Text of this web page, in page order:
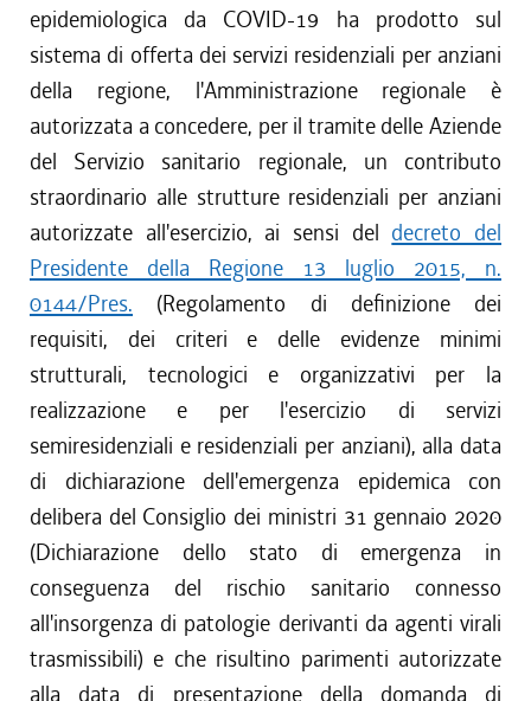
epidemiologica da COVID-19 ha prodotto sul
sistema di offerta dei servizi residenziali per anziani
della regione, l'Amministrazione regionale è
autorizzata a concedere, per il tramite delle Aziende
del Servizio sanitario regionale, un contributo
straordinario alle strutture residenziali per anziani
autorizzate all'esercizio, ai sensi del decreto del
Presidente della Regione 13 luglio 2015, n.
0144/Pres. (Regolamento di definizione dei
requisiti, dei criteri e delle evidenze minimi
strutturali, tecnologici e organizzativi per la
realizzazione e per l'esercizio di servizi
semiresidenziali e residenziali per anziani), alla data
di dichiarazione dell'emergenza epidemica con
delibera del Consiglio dei ministri 31 gennaio 2020
(Dichiarazione dello stato di emergenza in
conseguenza del rischio sanitario connesso
all'insorgenza di patologie derivanti da agenti virali
trasmissibili) e che risultino parimenti autorizzate
alla data di presentazione della domanda di